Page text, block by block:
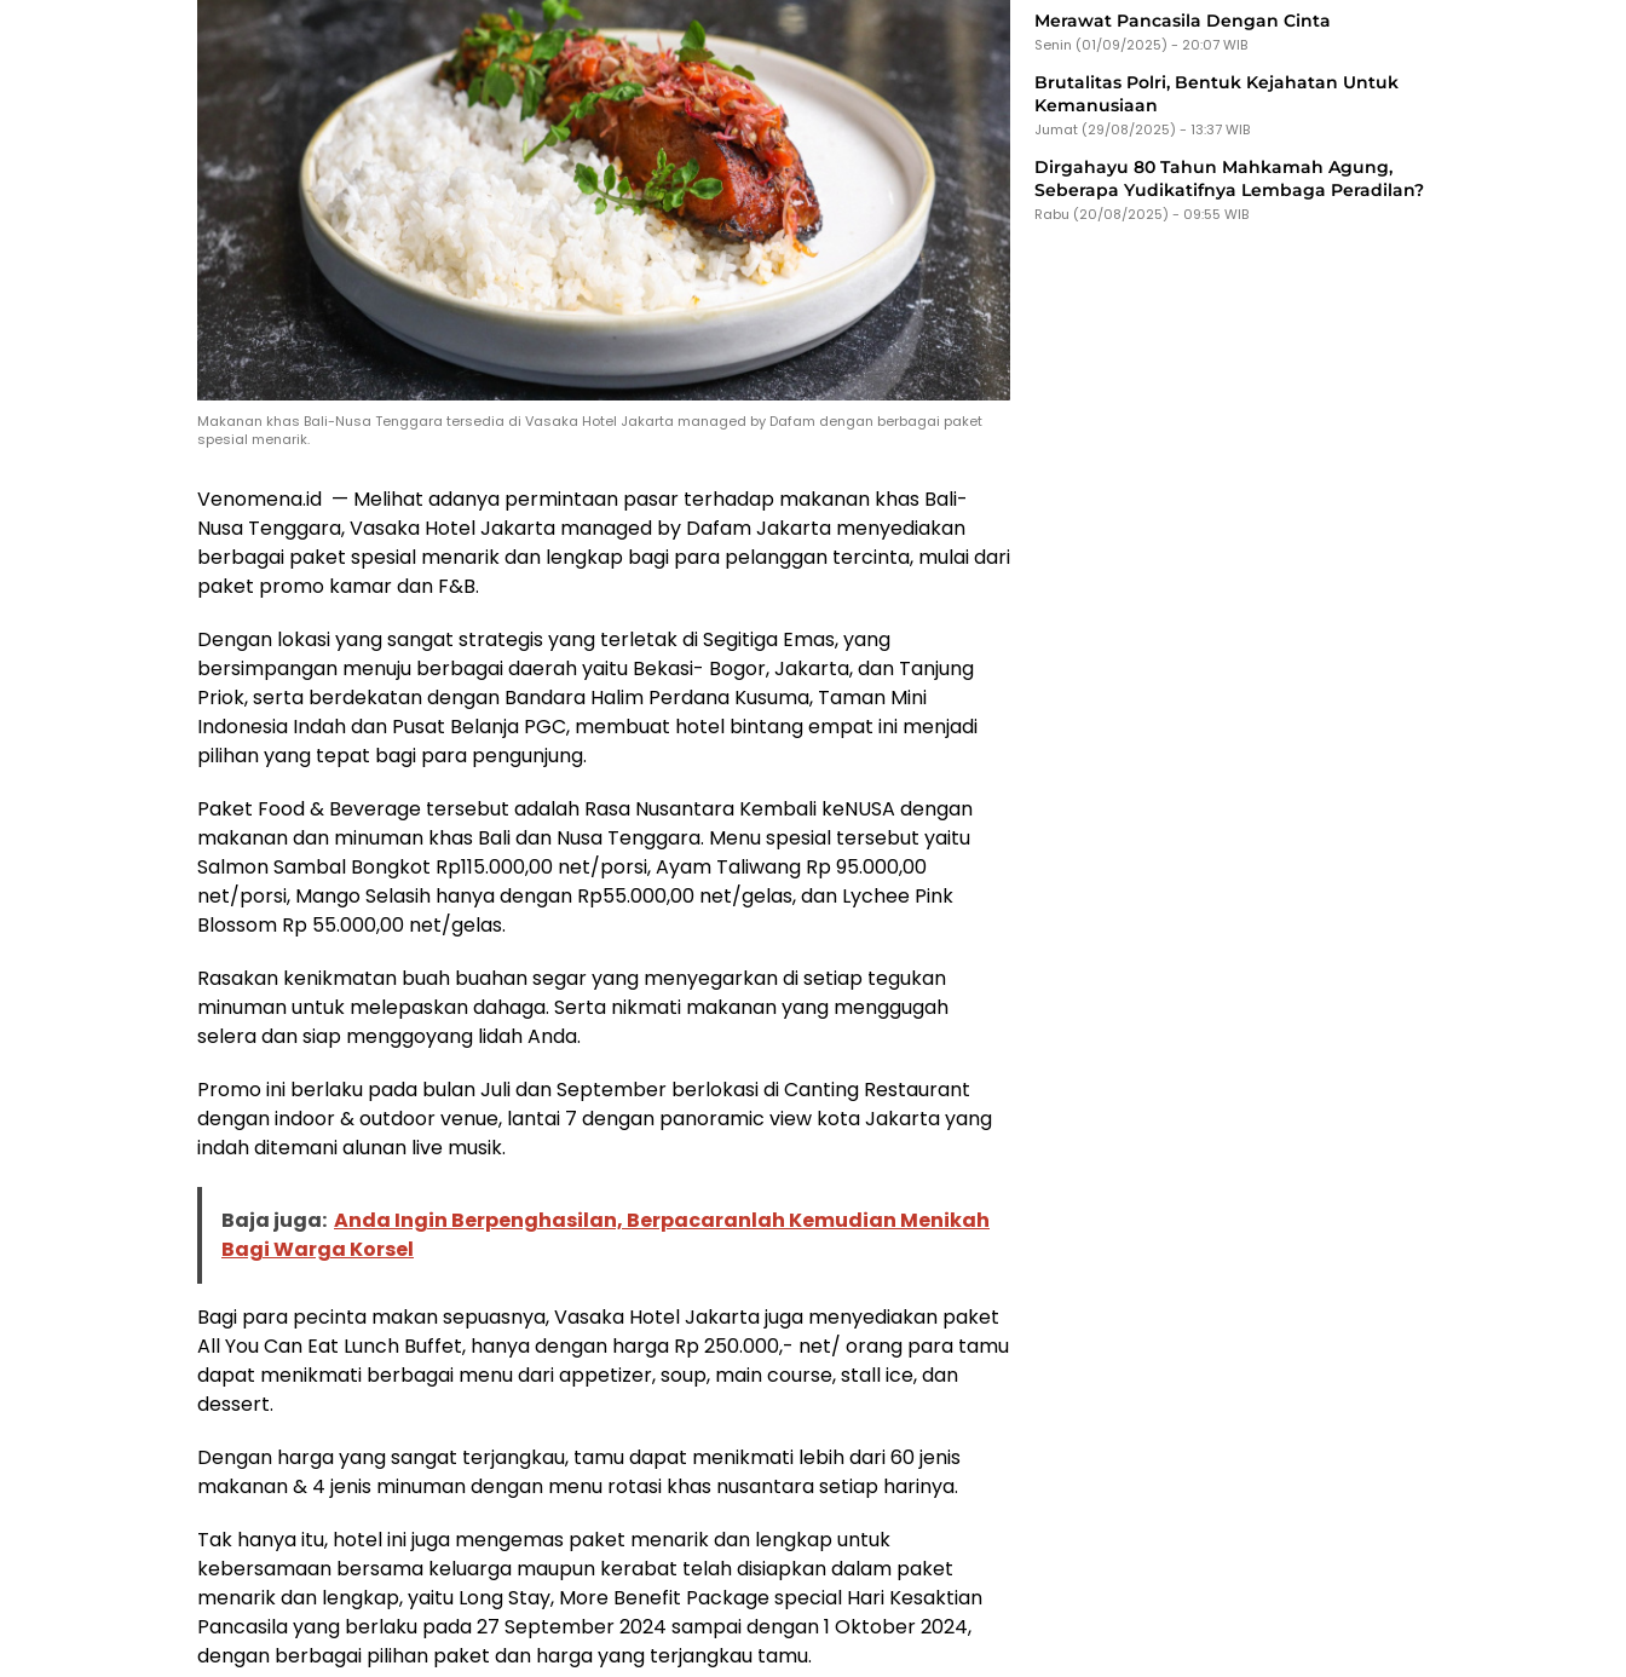
Makanan khas Bali-Nusa Tenggara tersedia di Vasaka Hotel Jakarta managed by Dafam dengan berbagai paket
spesial menarik.
Venomena.id — Melihat adanya permintaan pasar terhadap makanan khas Bali-
Nusa Tenggara, Vasaka Hotel Jakarta managed by Dafam Jakarta menyediakan
berbagai paket spesial menarik dan lengkap bagi para pelanggan tercinta, mulai dari
paket promo kamar dan F&B.
Dengan lokasi yang sangat strategis yang terletak di Segitiga Emas, yang
bersimpangan menuju berbagai daerah yaitu Bekasi- Bogor, Jakarta, dan Tanjung
Priok, serta berdekatan dengan Bandara Halim Perdana Kusuma, Taman Mini
Indonesia Indah dan Pusat Belanja PGC, membuat hotel bintang empat ini menjadi
pilihan yang tepat bagi para pengunjung.
Paket Food & Beverage tersebut adalah Rasa Nusantara Kembali keNUSA dengan
makanan dan minuman khas Bali dan Nusa Tenggara. Menu spesial tersebut yaitu
Salmon Sambal Bongkot Rp115.000,00 net/porsi, Ayam Taliwang Rp 95.000,00
net/porsi, Mango Selasih hanya dengan Rp55.000,00 net/gelas, dan Lychee Pink
Blossom Rp 55.000,00 net/gelas.
Rasakan kenikmatan buah buahan segar yang menyegarkan di setiap tegukan
minuman untuk melepaskan dahaga. Serta nikmati makanan yang menggugah
selera dan siap menggoyang lidah Anda.
Promo ini berlaku pada bulan Juli dan September berlokasi di Canting Restaurant
dengan indoor & outdoor venue, lantai 7 dengan panoramic view kota Jakarta yang
indah ditemani alunan live musik.
Baja juga: Anda Ingin Berpenghasilan, Berpacaranlah Kemudian Menikah
Bagi Warga Korsel
Bagi para pecinta makan sepuasnya, Vasaka Hotel Jakarta juga menyediakan paket
All You Can Eat Lunch Buffet, hanya dengan harga Rp 250.000,- net/ orang para tamu
dapat menikmati berbagai menu dari appetizer, soup, main course, stall ice, dan
dessert.
Dengan harga yang sangat terjangkau, tamu dapat menikmati lebih dari 60 jenis
makanan & 4 jenis minuman dengan menu rotasi khas nusantara setiap harinya.
Tak hanya itu, hotel ini juga mengemas paket menarik dan lengkap untuk
kebersamaan bersama keluarga maupun kerabat telah disiapkan dalam paket
menarik dan lengkap, yaitu Long Stay, More Benefit Package special Hari Kesaktian
Pancasila yang berlaku pada 27 September 2024 sampai dengan 1 Oktober 2024,
dengan berbagai pilihan paket dan harga yang terjangkau tamu.
Merawat Pancasila Dengan Cinta
Senin (01/09/2025) - 20:07 WIB
Brutalitas Polri, Bentuk Kejahatan Untuk
Kemanusiaan
Jumat (29/08/2025) - 13:37 WIB
Dirgahayu 80 Tahun Mahkamah Agung,
Seberapa Yudikatifnya Lembaga Peradilan?
Rabu (20/08/2025) - 09:55 WIB